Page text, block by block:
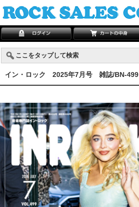
ここをタップして検索
イン・ロック 2025年7月号 雑誌/BN-499